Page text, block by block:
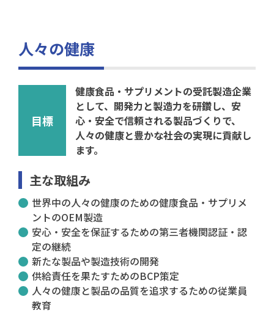
人々の健康
目標
健康食品・サプリメントの受託製造企業
として、開発力と製造力を研鑽し、安
心・安全で信頼される製品づくりで、
人々の健康と豊かな社会の実現に貢献し
ます。
主な取組み
世界中の人々の健康のための健康食品・サプリメ
ントのOEM製造
安心・安全を保証するための第三者機関認証・認
定の継続
新たな製品や製造技術の開発
供給責任を果たすためのBCP策定
人々の健康と製品の品質を追求するための従業員
教育